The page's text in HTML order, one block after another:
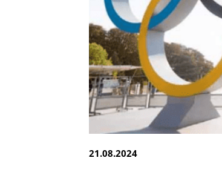
21.08.2024
Quicklinks
Vereinsfinder
Lizenzwesen
Zentrale Hinweisstelle
Anti-Doping
Recht auf sicheren